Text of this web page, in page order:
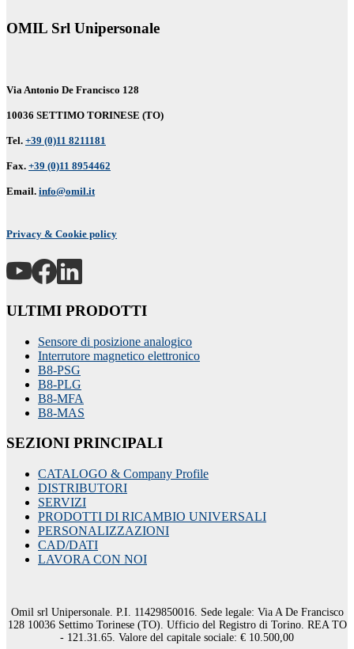
OMIL Srl Unipersonale
Via Antonio De Francisco 128
10036 SETTIMO TORINESE (TO)
Tel. +39 (0)11 8211181
Fax. +39 (0)11 8954462
Email. info@omil.it
Privacy & Cookie policy
ULTIMI PRODOTTI
Sensore di posizione analogico
Interrutore magnetico elettronico
B8-PSG
B8-PLG
B8-MFA
B8-MAS
SEZIONI PRINCIPALI
CATALOGO & Company Profile
DISTRIBUTORI
SERVIZI
PRODOTTI DI RICAMBIO UNIVERSALI
PERSONALIZZAZIONI
CAD/DATI
LAVORA CON NOI
Omil srl Unipersonale. P.I. 11429850016. Sede legale: Via A De Francisco
128 10036 Settimo Torinese (TO). Ufficio del Registro di Torino. REA TO
- 121.31.65. Valore del capitale sociale: € 10.500,00